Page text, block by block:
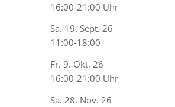
16:00-21:00 Uhr
Sa. 19. Sept. 26
11:00-18:00
Fr. 9. Okt. 26
16:00-21:00 Uhr
Sa. 28. Nov. 26